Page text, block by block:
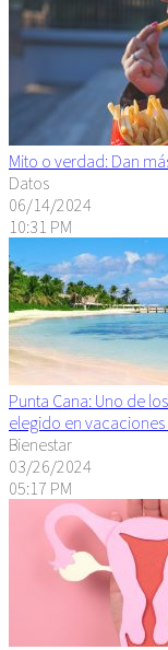
Mito o verdad: Dan
Datos
06/14/2024
10:31 PM
Punta Cana: Uno de
elegido en
Bienestar
03/26/2024
05:17 PM